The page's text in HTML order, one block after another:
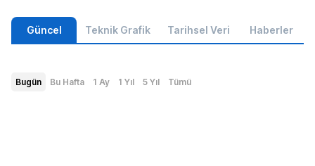
Güncel Teknik Grafik Tarihsel Veri Haberler
Bugün Bu Hafta 1 Ay 1 Yıl 5 Yıl Tümü